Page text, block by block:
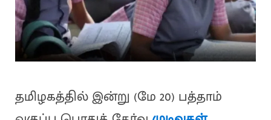
தமிழகத்தில் இன்று (மே 20) பத்தாம்